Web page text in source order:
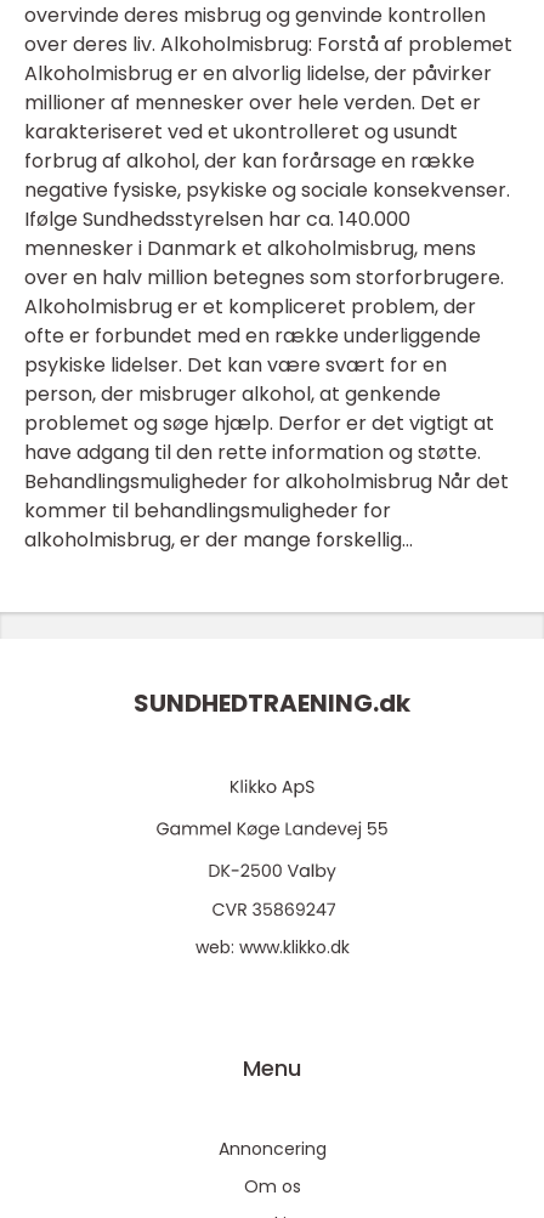
overvinde deres misbrug og genvinde kontrollen
over deres liv. Alkoholmisbrug: Forstå af problemet
Alkoholmisbrug er en alvorlig lidelse, der påvirker
millioner af mennesker over hele verden. Det er
karakteriseret ved et ukontrolleret og usundt
forbrug af alkohol, der kan forårsage en række
negative fysiske, psykiske og sociale konsekvenser.
Ifølge Sundhedsstyrelsen har ca. 140.000
mennesker i Danmark et alkoholmisbrug, mens
over en halv million betegnes som storforbrugere.
Alkoholmisbrug er et kompliceret problem, der
ofte er forbundet med en række underliggende
psykiske lidelser. Det kan være svært for en
person, der misbruger alkohol, at genkende
problemet og søge hjælp. Derfor er det vigtigt at
have adgang til den rette information og støtte.
Behandlingsmuligheder for alkoholmisbrug Når det
kommer til behandlingsmuligheder for
alkoholmisbrug, er der mange forskellig...
SUNDHEDTRAENING.dk
web: www.klikko.dk
Menu
Annoncering
Om os